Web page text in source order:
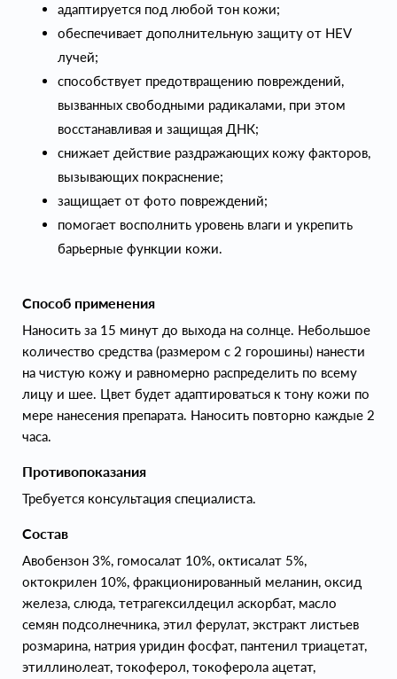
адаптируется под любой тон кожи;
обеспечивает дополнительную защиту от HEV
лучей;
способствует предотвращению повреждений,
вызванных свободными радикалами, при этом
восстанавливая и защищая ДНК;
снижает действие раздражающих кожу факторов,
вызывающих покраснение;
защищает от фото повреждений;
помогает восполнить уровень влаги и укрепить
барьерные функции кожи.
Способ применения
Наносить за 15 минут до выхода на солнце. Небольшое
количество средства (размером с 2 горошины) нанести
на чистую кожу и равномерно распределить по всему
лицу и шее. Цвет будет адаптироваться к тону кожи по
мере нанесения препарата. Наносить повторно каждые 2
часа.
Противопоказания
Требуется консультация специалиста.
Состав
Авобензон 3%, гомосалат 10%, октисалат 5%,
октокрилен 10%, фракционированный меланин, оксид
железа, слюда, тетрагексилдецил аскорбат, масло
семян подсолнечника, этил ферулат, экстракт листьев
розмарина, натрия уридин фосфат, пантенил триацетат,
этиллинолеат, токоферол, токоферола ацетат,